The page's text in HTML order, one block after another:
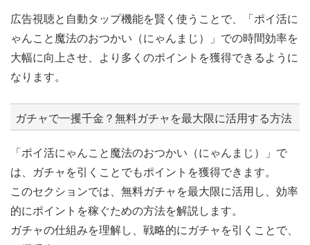
広告視聴と自動タップ機能を賢く使うことで、「ポイ活に
ゃんこと魔法のおつかい（にゃんまじ）」での時間効率を
大幅に向上させ、より多くのポイントを獲得できるように
なります。
ガチャで一攫千金？無料ガチャを最大限に活用する方法
「ポイ活にゃんこと魔法のおつかい（にゃんまじ）」で
は、ガチャを引くことでもポイントを獲得できます。
このセクションでは、無料ガチャを最大限に活用し、効率
的にポイントを稼ぐための方法を解説します。
ガチャの仕組みを理解し、戦略的にガチャを引くことで、